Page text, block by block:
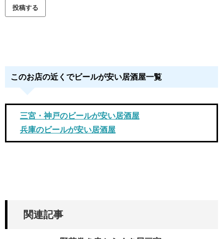
このお店の近くでビールが安い居酒屋一覧
三宮・神戸のビールが安い居酒屋
兵庫のビールが安い居酒屋
関連記事